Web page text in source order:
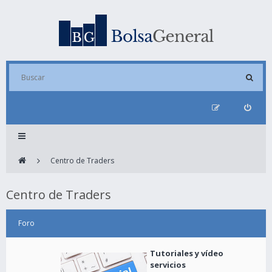
Centro de Traders
Centro de Traders
Foro
Tutoriales y vídeo
servicios